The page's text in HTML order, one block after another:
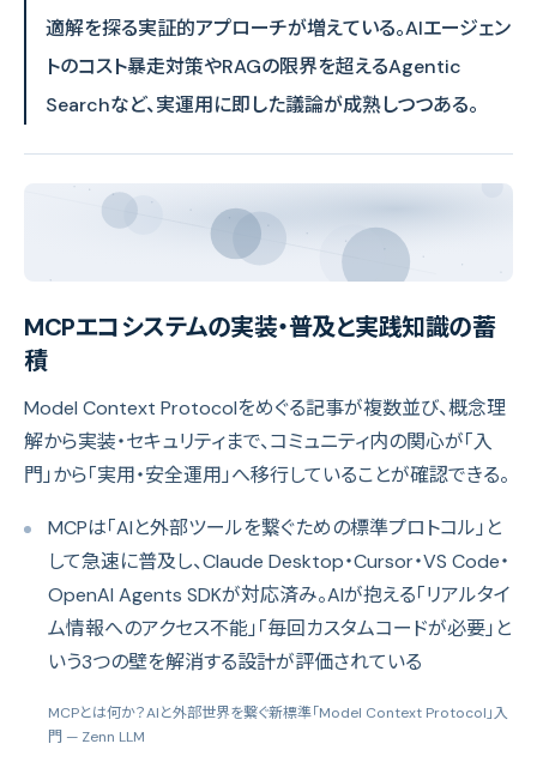
適解を探る実証的アプローチが増えている。AIエージェン
トのコスト暴走対策やRAGの限界を超えるAgentic
Searchなど、実運用に即した議論が成熟しつつある。
MCPエコシステムの実装・普及と実践知識の蓄
積
Model Context Protocolをめぐる記事が複数並び、概念理
解から実装・セキュリティまで、コミュニティ内の関心が「入
門」から「実用・安全運用」へ移行していることが確認できる。
MCPは「AIと外部ツールを繋ぐための標準プロトコル」と
して急速に普及し、Claude Desktop・Cursor・VS Code・
OpenAI Agents SDKが対応済み。AIが抱える「リアルタイ
ム情報へのアクセス不能」「毎回カスタムコードが必要」と
いう3つの壁を解消する設計が評価されている
MCPとは何か？AIと外部世界を繋ぐ新標準「Model Context Protocol」入
門 — Zenn LLM